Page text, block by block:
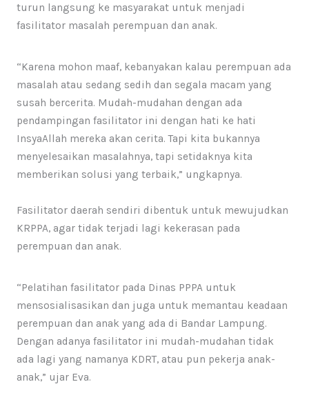
turun langsung ke masyarakat untuk menjadi
fasilitator masalah perempuan dan anak.
“Karena mohon maaf, kebanyakan kalau perempuan ada
masalah atau sedang sedih dan segala macam yang
susah bercerita. Mudah-mudahan dengan ada
pendampingan fasilitator ini dengan hati ke hati
InsyaAllah mereka akan cerita. Tapi kita bukannya
menyelesaikan masalahnya, tapi setidaknya kita
memberikan solusi yang terbaik,” ungkapnya.
Fasilitator daerah sendiri dibentuk untuk mewujudkan
KRPPA, agar tidak terjadi lagi kekerasan pada
perempuan dan anak.
“Pelatihan fasilitator pada Dinas PPPA untuk
mensosialisasikan dan juga untuk memantau keadaan
perempuan dan anak yang ada di Bandar Lampung.
Dengan adanya fasilitator ini mudah-mudahan tidak
ada lagi yang namanya KDRT, atau pun pekerja anak-
anak,” ujar Eva.